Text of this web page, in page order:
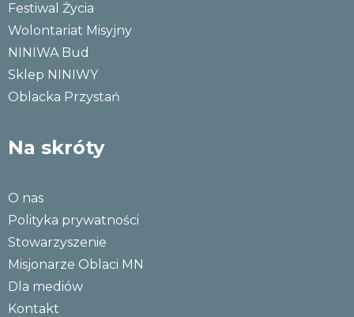
Festiwal Życia
Wolontariat Misyjny
NINIWA Bud
Sklep NINIWY
Oblacka Przystań
Na skróty
O nas
Polityka prywatności
Stowarzyszenie
Misjonarze Oblaci MN
Dla mediów
Kontakt